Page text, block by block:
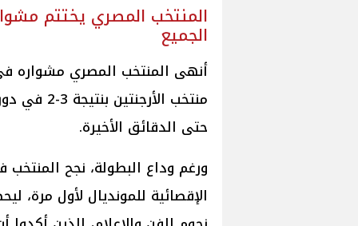
المنتخب المصري يختتم
الجميع
حتى الدقائق الأخيرة.
ورغم وداع البطولة، نجح المنتخب
الإقصائية للمونديال لأول